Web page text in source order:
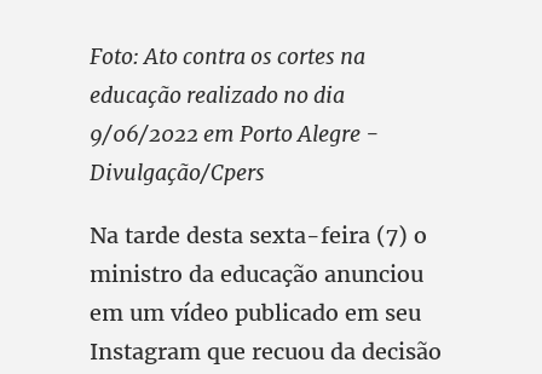
Foto: Ato contra os cortes na
educação realizado no dia
9/06/2022 em Porto Alegre -
Divulgação/Cpers
Na tarde desta sexta-feira (7) o
ministro da educação anunciou
em um vídeo publicado em seu
Instagram que recuou da decisão